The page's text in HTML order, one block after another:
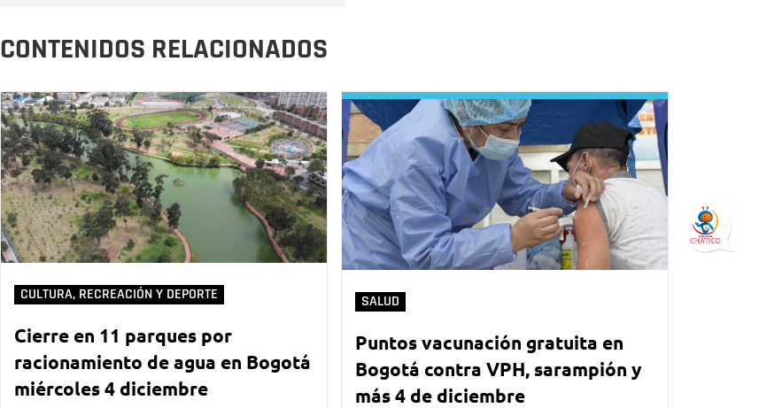
CONTENIDOS RELACIONADOS
CULTURA, RECREACIÓN Y DEPORTE
Cierre en 11 parques por
racionamiento de agua en Bogotá
miércoles 4 diciembre
SALUD
Puntos vacunación gratuita en
Bogotá contra VPH, sarampión y
más 4 de diciembre